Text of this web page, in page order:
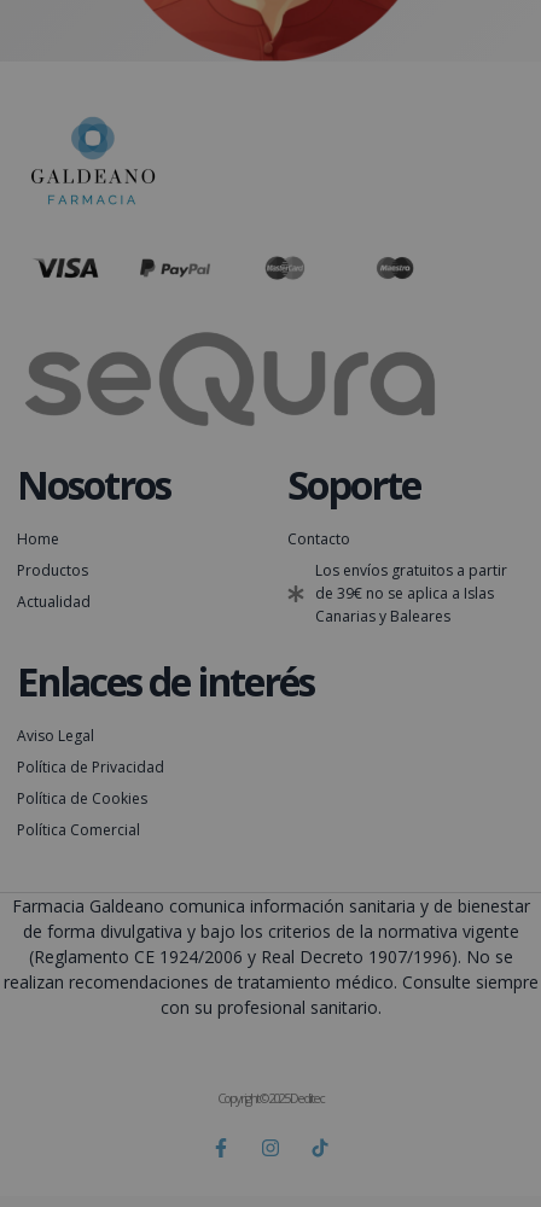
Nosotros
Home
Productos
Actualidad
Soporte
Contacto
Los envíos gratuitos a partir
de 39€ no se aplica a Islas
Canarias y Baleares
Enlaces de interés
Aviso Legal
Política de Privacidad
Política de Cookies
Política Comercial
Farmacia Galdeano comunica información sanitaria y de bienestar
de forma divulgativa y bajo los criterios de la normativa vigente
(Reglamento CE 1924/2006 y Real Decreto 1907/1996). No se
realizan recomendaciones de tratamiento médico. Consulte siempre
con su profesional sanitario.
Copyright © 2025 Deditec